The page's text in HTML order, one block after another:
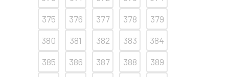
375
376 377 378
379
380
381 382 383
384
385
386 387 388
389